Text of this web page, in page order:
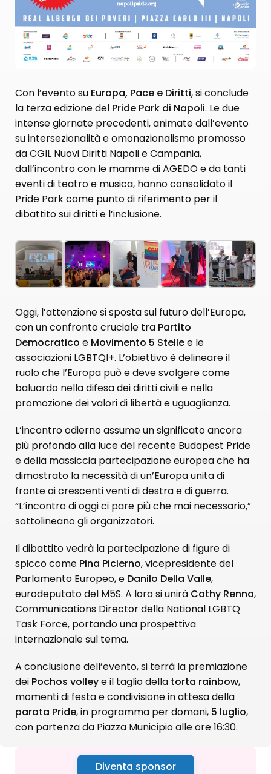
Con l’evento su Europa, Pace e Diritti, si conclude
la terza edizione del Pride Park di Napoli. Le due
intense giornate precedenti, animate dall’evento
su intersezionalità e omonazionalismo promosso
da CGIL Nuovi Diritti Napoli e Campania,
dall’incontro con le mamme di AGEDO e da tanti
eventi di teatro e musica, hanno consolidato il
Pride Park come punto di riferimento per il
dibattito sui diritti e l’inclusione.
Oggi, l’attenzione si sposta sul futuro dell’Europa,
con un confronto cruciale tra Partito
Democratico e Movimento 5 Stellee le
associazioni LGBTQI+. L’obiettivo è delineare il
ruolo che l’Europa può e deve svolgere come
baluardo nella difesa dei diritti civili e nella
promozione dei valori di libertà e uguaglianza.
L’incontro odierno assume un significato ancora
più profondo alla luce del recente Budapest Pride
e della massiccia partecipazione europea che ha
dimostrato la necessità di un’Europa unita di
fronte ai crescenti venti di destra e di guerra.
“L’incontro di oggi ci pare più che mai necessario,”
sottolineano gli organizzatori.
Il dibattito vedrà la partecipazione di figure di
spicco come Pina Picierno, vicepresidente del
Parlamento Europeo, e Danilo Della Valle,
eurodeputato del M5S. A loro si unirà Cathy Renna,
Communications Director della National LGBTQ
Task Force, portando una prospettiva
internazionale sul tema.
A conclusione dell’evento, si terrà la premiazione
dei Pochos volleye il taglio della torta rainbow,
momenti di festa e condivisione in attesa della
parata Pride, in programma per domani, 5 luglio,
con partenza da Piazza Municipio alle ore 16:30.
Diventa sponsor